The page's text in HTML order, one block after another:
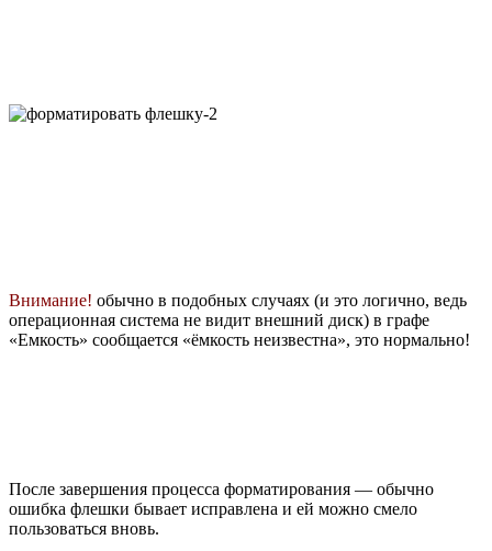
Внимание! обычно в подобных случаях (и это логично, ведь
операционная система не видит внешний диск) в графе
«Емкость» сообщается «ёмкость неизвестна», это нормально!
После завершения процесса форматирования — обычно
ошибка флешки бывает исправлена и ей можно смело
пользоваться вновь.